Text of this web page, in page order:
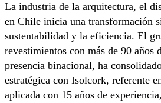
La industria de la arquitectura, el
en Chile inicia una transformación
sustentabilidad y la eficiencia. El
revestimientos con más de 90 años
presencia binacional, ha
estratégica con Isolcork, referente
aplicada con 15 años de